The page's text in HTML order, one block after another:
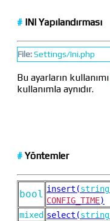
# INI Yapılandırması
File:Settings/Ini.php
Bu ayarların kullanımı
kullanımla aynıdır.
#Yöntemler
bool insert(string
CONFIG_TIME)
mixed select(string